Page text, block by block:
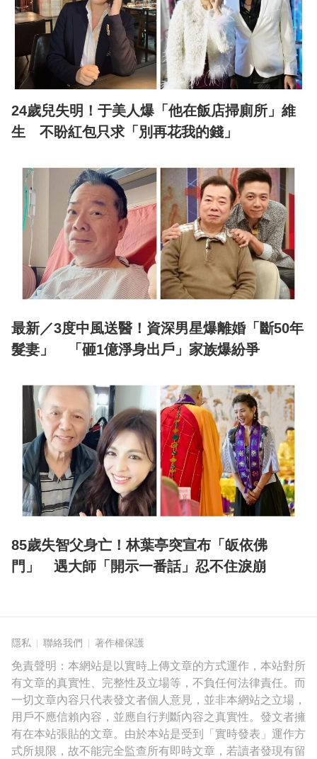
24歲兒失明！于美人爆「他在飯店掃廁所」維
生 不盼紅包只求「別再花我的錢」
最新／3度中風送醫！資深男星爆離婚「斷50年
髮妻」 「砸1億淨身出戶」家族爆紛爭
85歲失智父身亡！林葉亭突宣布「皈依佛
門」 遇大師「開示一番話」忍不住淚崩
隱私 聯絡我們 著作權保護
免責聲明：本網站是以實時上傳文章的方式運作，本站對所
有文章的真實性、完整性及立場等，不負任何法律責任。而
一切文章內容只代表發文者個人意見，並非本網站之立場，
用戶不應信賴內容，並應自行判斷內容之真實性。發文者擁
有在本站張貼的文章。由於本站是受到「實時發表」運作方
式所規限，故不能完全監查所有即時文章，若讀者發現有留